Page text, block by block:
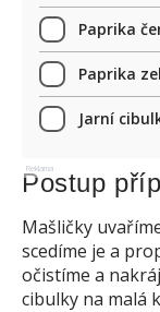
Paprika
Paprika
Jarní
Reklama
Postup
Mašličky
scedíme je a
očistíme a
cibulky na malá